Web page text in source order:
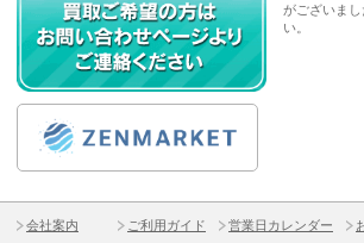
がございま
い。
会社案内 ご利用ガイド 営業日カレンダー